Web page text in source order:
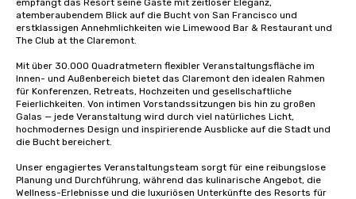
empfängt das Resort seine Gäste mit zeitloser Eleganz,
atemberaubendem Blick auf die Bucht von San Francisco und
erstklassigen Annehmlichkeiten wie Limewood Bar & Restaurant und
The Club at the Claremont.
Mit über 30.000 Quadratmetern flexibler Veranstaltungsfläche im
Innen- und Außenbereich bietet das Claremont den idealen Rahmen
für Konferenzen, Retreats, Hochzeiten und gesellschaftliche
Feierlichkeiten. Von intimen Vorstandssitzungen bis hin zu großen
Galas — jede Veranstaltung wird durch viel natürliches Licht,
hochmodernes Design und inspirierende Ausblicke auf die Stadt und
die Bucht bereichert.
Unser engagiertes Veranstaltungsteam sorgt für eine reibungslose
Planung und Durchführung, während das kulinarische Angebot, die
Wellness-Erlebnisse und die luxuriösen Unterkünfte des Resorts für